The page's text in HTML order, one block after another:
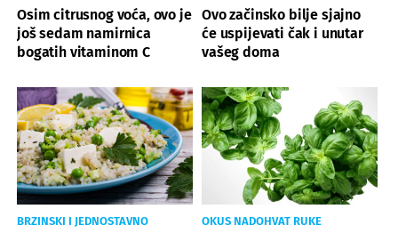
Osim citrusnog voća, ovo je
još sedam namirnica
bogatih vitaminom C
Ovo začinsko bilje sjajno
će uspijevati čak i unutar
vašeg doma
BRZINSKI I JEDNOSTAVNO OKUS NADOHVAT RUKE